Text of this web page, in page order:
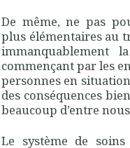
De même, ne pas
plus élémentaires au
immanquablement
commençant par les
personnes en
des conséquences
beaucoup d’entre
Le système de soins